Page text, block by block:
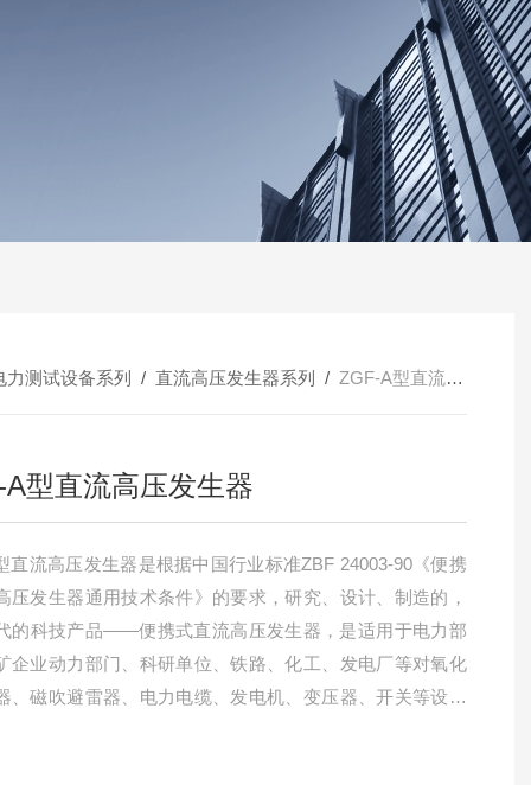
力测试设备系列 / 直流高压发生器系列 / ZGF-A型直流高压发生器
型直流高压发生器
直流高压发生器是根据中国行业标准ZBF 24003-90《便携
压发生器通用技术条件》的要求，研究、设计、制造的，
的科技产品——便携式直流高压发生器，是适用于电力部
企业动力部门、科研单位、铁路、化工、发电厂等对氧化
、磁吹避雷器、电力电缆、发电机、变压器、开关等设备